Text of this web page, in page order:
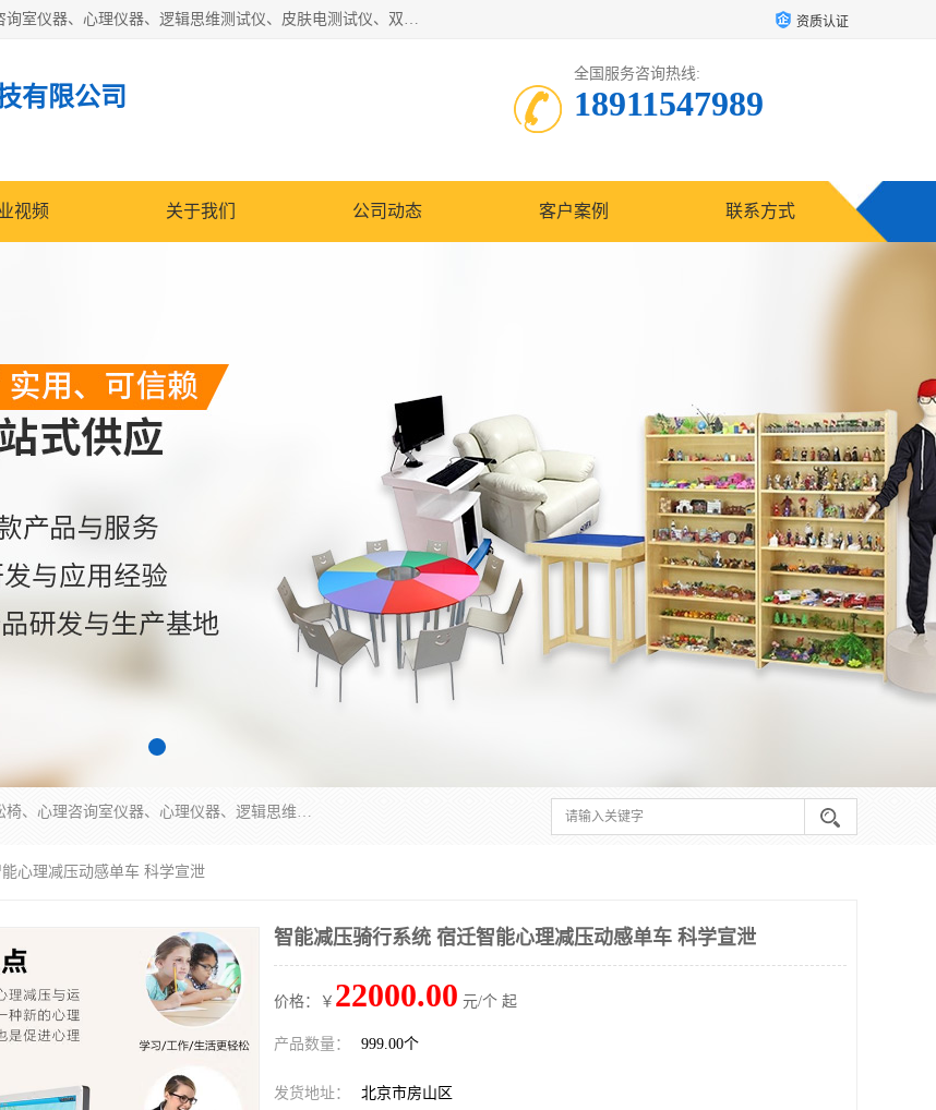
国科芯（北京）科技有限公司提供：心里沙盘、音乐放松椅、心理咨询室仪器、心理仪器、逻辑思维测试仪、皮肤电测试仪、双手协调器、双手协调测试仪、注意力集中测试仪等各种心理学仪器设备。 资质认证
有限公司
全国服务咨询热线:
18911547989
视频 关于我们 公司动态 客户案例 联系方式
国科芯（北京）科技有限公司提供：心里沙盘、音乐放松椅、心理咨询室仪器、心理仪器、逻辑思维测试仪、皮肤电测试仪、双手协调器、双手协调测试仪、注意力集中测试仪等各种心理学仪器设备。
心理减压动感单车 科学宣泄
智能减压骑行系统 宿迁智能心理减压动感单车 科学宣泄
价格：￥ 22000.00 元/个 起
产品数量： 999.00个
发货地址： 北京市房山区